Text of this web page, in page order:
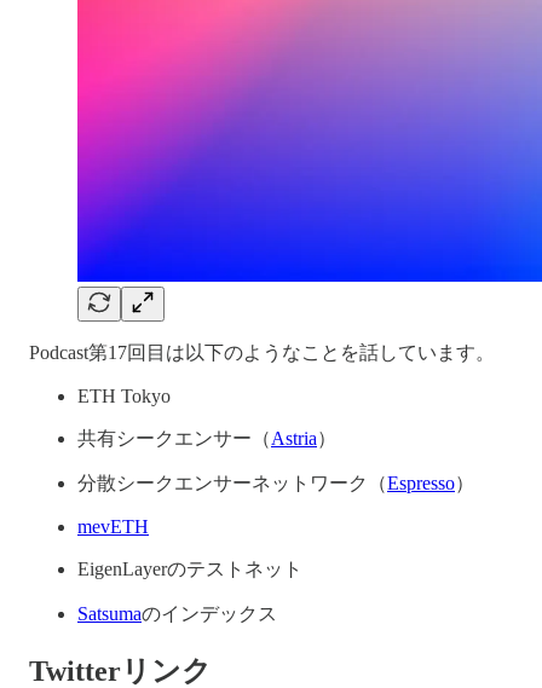
Podcast第17回目は以下のようなことを話しています。
ETH Tokyo
共有シークエンサー（Astria）
分散シークエンサーネットワーク（Espresso）
mevETH
EigenLayerのテストネット
Satsumaのインデックス
Twitterリンク